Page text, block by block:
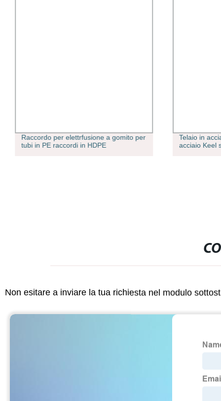
Raccordo per elettrfusione a gomito per
tubi in PE raccordi in HDPE
Telaio in
acciaio Keel
Non esitare a inviare la tua richiesta nel modulo